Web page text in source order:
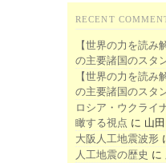
RECENT
【世界の力を読み
の主要諸国のスタ
【世界の力を読み
の主要諸国のスタ
ロシア・ウクライ
瞰する視点 に 山田
大阪人工地震波形
人工地震の歴史 に